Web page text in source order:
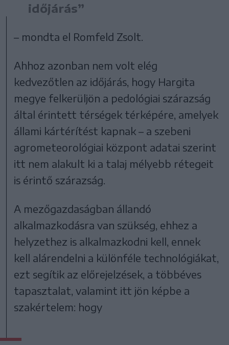
időjárás”
– mondta el Romfeld Zsolt.
Ahhoz azonban nem volt elég
kedvezőtlen az időjárás, hogy Hargita
megye felkerüljön a pedológiai szárazság
által érintett térségek térképére, amelyek
állami kártérítést kapnak – a szebeni
agrometeorológiai központ adatai szerint
itt nem alakult ki a talaj mélyebb rétegeit
is érintő szárazság.
A mezőgazdaságban állandó
alkalmazkodásra van szükség, ehhez a
helyzethez is alkalmazkodni kell, ennek
kell alárendelni a különféle technológiákat,
ezt segítik az előrejelzések, a többéves
tapasztalat, valamint itt jön képbe a
szakértelem: hogy